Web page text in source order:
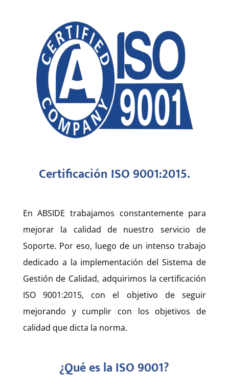
Certificación ISO 9001:2015.
En ABSIDE trabajamos constantemente para
mejorar la calidad de nuestro servicio de
Soporte. Por eso, luego de un intenso trabajo
dedicado a la implementación del Sistema de
Gestión de Calidad, adquirimos la certificación
ISO 9001:2015, con el objetivo de seguir
mejorando y cumplir con los objetivos de
calidad que dicta la norma.
¿Qué es la ISO 9001?